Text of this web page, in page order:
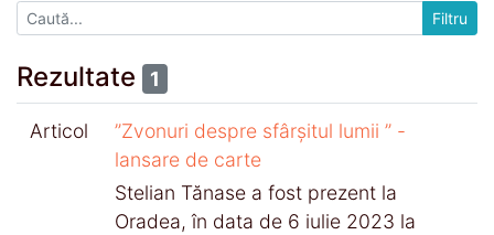
Rezultate 1
Articol
”Zvonuri despre sfârșitul lumii ” -
lansare de carte
Stelian Tănase a fost prezent la
Oradea, în data de 6 iulie 2023 la